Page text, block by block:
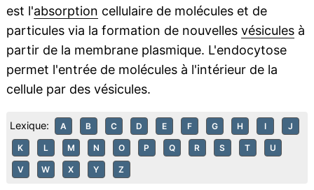
est l'absorption cellulaire de molécules et de
particules via la formation de nouvelles vésiculesà
partir de la membrane plasmique. L'endocytose
permet l'entrée de molécules à l'intérieur de la
cellule par des vésicules.
Lexique: A B C D E F G H I J
K L M N O P Q R S T U
V W X Y Z